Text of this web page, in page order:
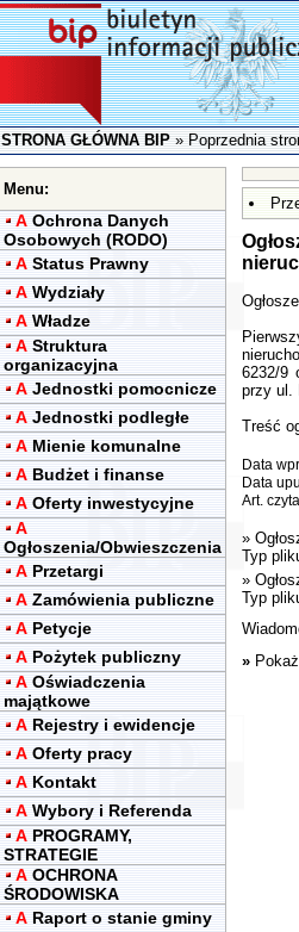
STRONA GŁÓWNA BIP»Poprzednia
Menu:
A Ochrona Danych
Osobowych (RODO)
A Status Prawny
A Wydziały
A Władze
A Struktura
organizacyjna
A Jednostki pomocnicze
A Jednostki podległe
A Mienie komunalne
A Budżet i finanse
A Oferty inwestycyjne
A
Ogłoszenia/Obwieszczenia
A Przetargi
A Zamówienia publiczne
A Petycje
A Pożytek publiczny
A Oświadczenia
majątkowe
A Rejestry i ewidencje
A Oferty pracy
A Kontakt
A Wybory i Referenda
A PROGRAMY,
STRATEGIE
A OCHRONA
ŚRODOWISKA
A Raport o stanie gminy
6232/9
przy ul.
Treść
Data
Data
Art.
»
Typ
»
Typ
»